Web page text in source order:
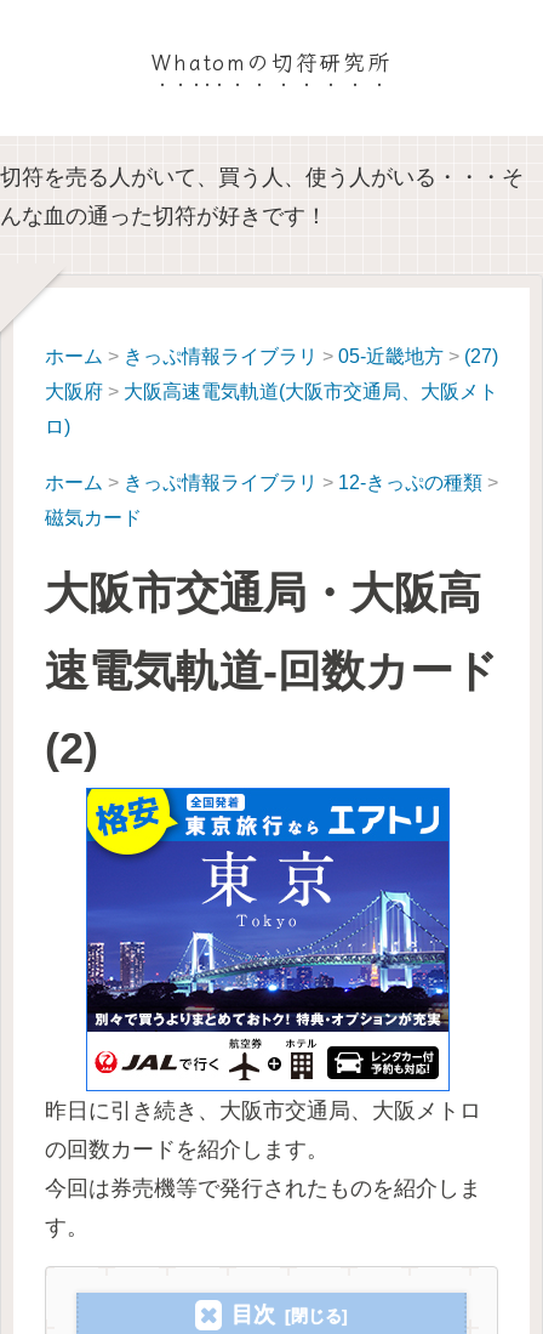
Whatomの切符研究所
切符を売る人がいて、買う人、使う人がいる・・・そ
んな血の通った切符が好きです！
ホーム > きっぷ情報ライブラリ > 05-近畿地方 > (27)
大阪府 > 大阪高速電気軌道(大阪市交通局、大阪メト
ロ)
ホーム > きっぷ情報ライブラリ > 12-きっぷの種類 >
磁気カード
大阪市交通局・大阪高
速電気軌道-回数カード
(2)
昨日に引き続き、大阪市交通局、大阪メトロ
の回数カードを紹介します。
今回は券売機等で発行されたものを紹介しま
す。
目次